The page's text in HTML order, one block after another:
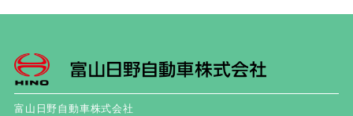
富山日野自動車株式会社